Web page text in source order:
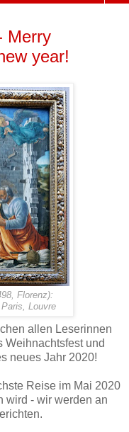
Merry
year!
Florenz):
Louvre
allen Leserinnen
Weihnachtsfest und
neues Jahr 2020!
Reise im Mai 2020
wird - wir werden an